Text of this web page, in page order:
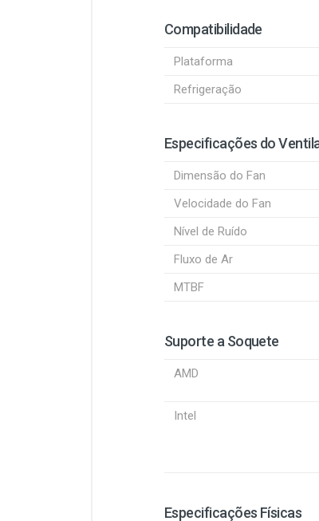
Compatibilidade
Plataforma
Refrigeração
Especificações do
Dimensão do Fan
Velocidade do Fan
Nível de Ruído
Fluxo de Ar
MTBF
Suporte a Soquete
AMD
Intel
Especificações Físicas